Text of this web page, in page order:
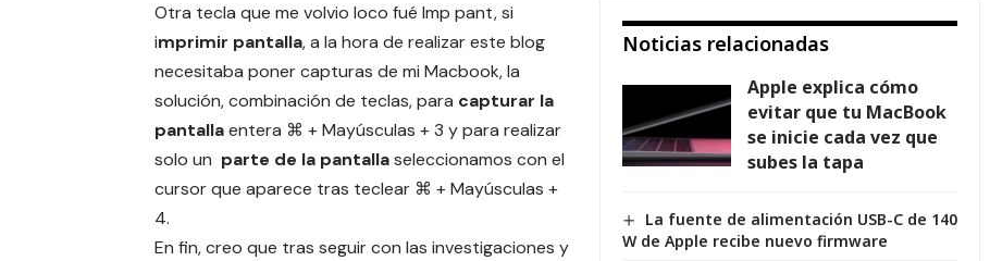
Noticias relacionadas
Apple explica cómo
evitar que tu MacBook
se inicie cada vez que
subes la tapa
La fuente de alimentación USB-C de 140
W de Apple recibe nuevo firmware
Otra tecla que me volvio loco fué Imp pant, si
imprimir pantalla, a la hora de realizar este blog
necesitaba poner capturas de mi Macbook, la
solución, combinación de teclas, para capturar la
pantallaentera ⌘ + Mayúsculas + 3 y para realizar
solo un parte de la pantallaseleccionamos con el
cursor que aparece tras teclear ⌘ + Mayúsculas +
4.
En fin, creo que tras seguir con las investigaciones y